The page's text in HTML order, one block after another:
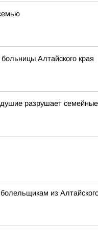
Алтайского края
разрушает
из